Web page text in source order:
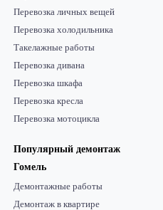
Перевозка личных вещей
Перевозка холодильника
Такелажные работы
Перевозка дивана
Перевозка шкафа
Перевозка кресла
Перевозка мотоцикла
Популярный демонтаж
Гомель
Демонтажные работы
Демонтаж в квартире